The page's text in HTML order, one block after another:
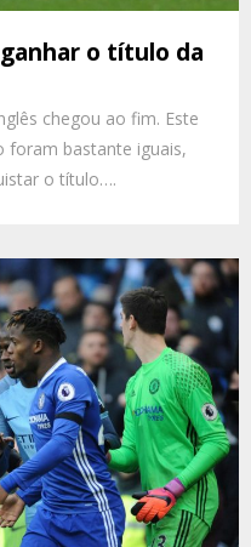
o título da
chegou ao fim. Este
foram bastante iguais,
o título….